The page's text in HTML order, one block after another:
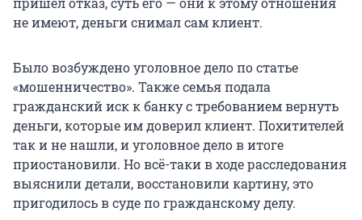
не имеют, деньги снимал сам клиент.
Было возбуждено уголовное дело по статье
«мошенничество». Также семья подала
гражданский иск к банку с требованием вернуть
деньги, которые им доверил клиент. Похитителей
так и не нашли, и уголовное дело в итоге
приостановили. Но всё-таки в ходе расследования
выяснили детали, восстановили картину, это
пригодилось в суде по гражданскому делу.